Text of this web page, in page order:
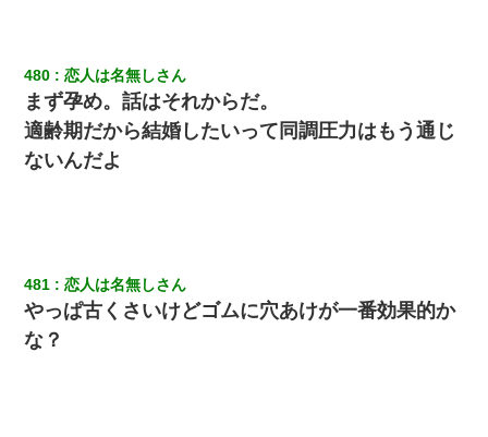
【驚愕】私「今まで育てた分のお金返してね(冗談)」息子「はい、
3000万円」→数年後。私「妹が病気になったから援助して欲し
い」→
彼女にプロポーズしてOK貰った俺、告げられた結婚条件にブチ切
れて無事婚約破棄・・・
とっさに女児を捕まえたら変質者扱いされた。母親「あっち行っ
てよ！気持ち悪い！（ｼｯｼｯ」→ 後日、俺を見つけた母親がすっ飛
んできて・・・
480 恋人は名無しさん
まず孕め。話はそれからだ。
適齢期だから結婚したいって同調圧力はもう通じ
ないんだよ
481 恋人は名無しさん
やっぱ古くさいけどゴムに穴あけが一番効果的か
な？